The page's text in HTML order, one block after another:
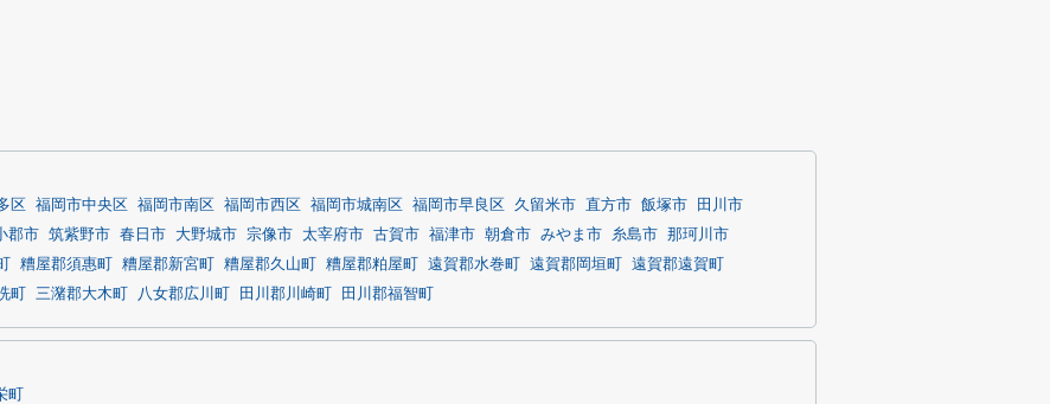
区 福岡市中央区 福岡市南区 福岡市西区 福岡市城南区 福岡市早良区 久留米市 直方市 飯塚市
田川市
郡市 筑紫野市 春日市 大野城市 宗像市 太宰府市 古賀市 福津市 朝倉市 みやま市 糸島市 那珂川市
糟屋郡須惠町 糟屋郡新宮町 糟屋郡久山町 糟屋郡粕屋町 遠賀郡水巻町 遠賀郡岡垣町
遠賀郡遠賀町
町 三潴郡大木町 八女郡広川町 田川郡川崎町 田川郡福智町
町